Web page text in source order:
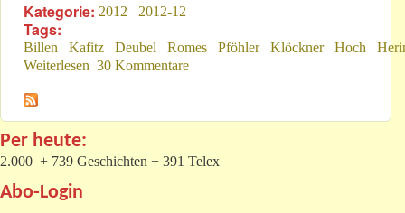
Kategorie: 2012 2012-12
Tags:
Billen Kafitz Deubel Romes Pföhler Klöckner Hoch
Weiterlesen über „Nürburgring 2009“: „Normal“ oder vorsätzlich?
30 Kommentare
Per heute:
2.000 + 739 Geschichten + 391 Telex
Abo-Login